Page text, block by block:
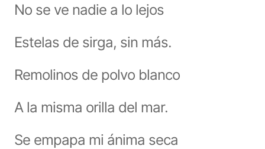
No se ve nadie a lo lejos
Estelas de sirga, sin más.
Remolinos de polvo blanco
A la misma orilla del mar.
Se empapa mi ánima seca